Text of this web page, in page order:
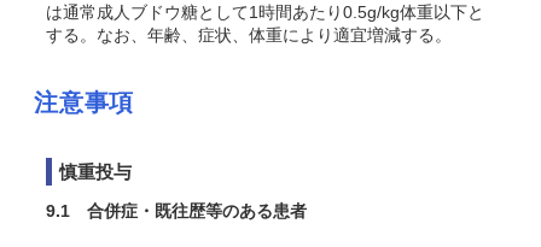
は通常成人ブドウ糖として1時間あたり0.5g/kg体重以下と
する。なお、年齢、症状、体重により適宜増減する。
注意事項
慎重投与
9.1 合併症・既往歴等のある患者